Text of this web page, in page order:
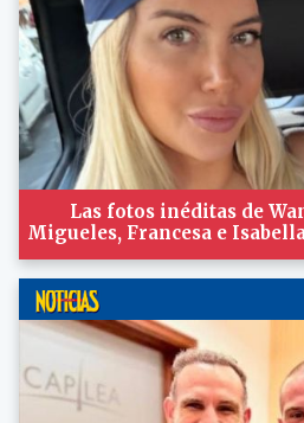
Las fotos inéditas de
Migueles, Francesa e